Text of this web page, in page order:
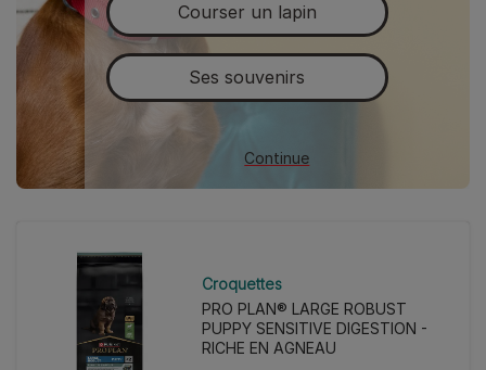
Courser un lapin
Ses souvenirs
Continue
Croquettes
PRO PLAN® LARGE ROBUST
PUPPY SENSITIVE DIGESTION -
RICHE EN AGNEAU